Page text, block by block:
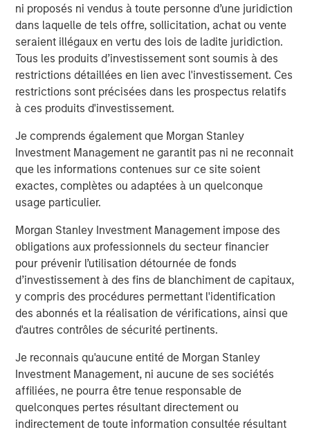
ni proposés ni vendus à toute personne d’une juridiction
dans laquelle de tels offre, sollicitation, achat ou vente
seraient illégaux en vertu des lois de ladite juridiction.
Tous les produits d’investissement sont soumis à des
restrictions détaillées en lien avec l'investissement. Ces
restrictions sont précisées dans les prospectus relatifs
à ces produits d'investissement.
Je comprends également que Morgan Stanley
Investment Management ne garantit pas ni ne reconnait
que les informations contenues sur ce site soient
exactes, complètes ou adaptées à un quelconque
usage particulier.
Morgan Stanley Investment Management impose des
obligations aux professionnels du secteur financier
pour prévenir l’utilisation détournée de fonds
d’investissement à des fins de blanchiment de capitaux,
y compris des procédures permettant l'identification
des abonnés et la réalisation de vérifications, ainsi que
d'autres contrôles de sécurité pertinents.
Je reconnais qu'aucune entité de Morgan Stanley
Investment Management, ni aucune de ses sociétés
affiliées, ne pourra être tenue responsable de
quelconques pertes résultant directement ou
indirectement de toute information consultée résultant
Video: Mexico's Domestic Opportunity
The Author
Jitania Kandhari
Managing Director
Analyses mises en avant